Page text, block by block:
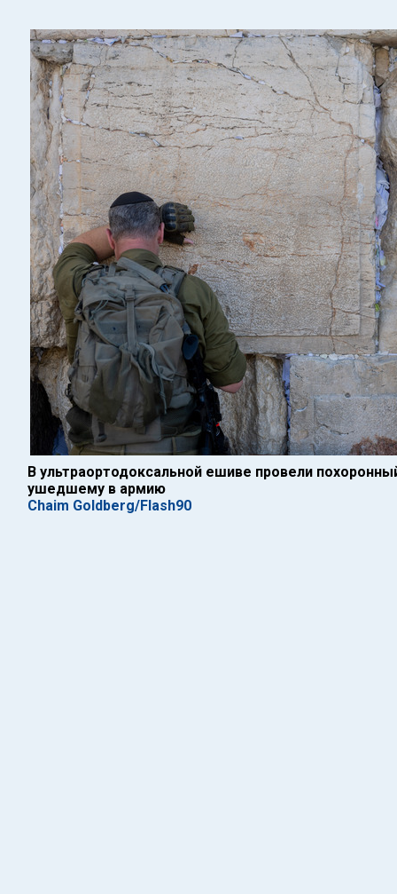
В ультраортодоксальной ешиве провели
ушедшему в армию
Chaim Goldberg/Flash90